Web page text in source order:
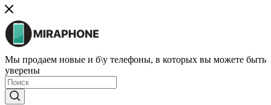
Мы продаем новые и б\у телефоны, в которых вы можете быть
уверены